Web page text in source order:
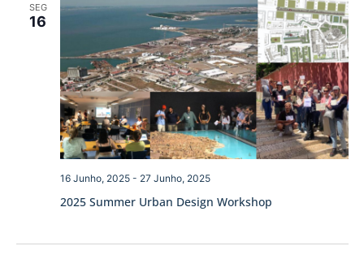
SEG
16
2025 Summer Urban Design Workshop
16 Junho, 2025- 27 Junho, 2025